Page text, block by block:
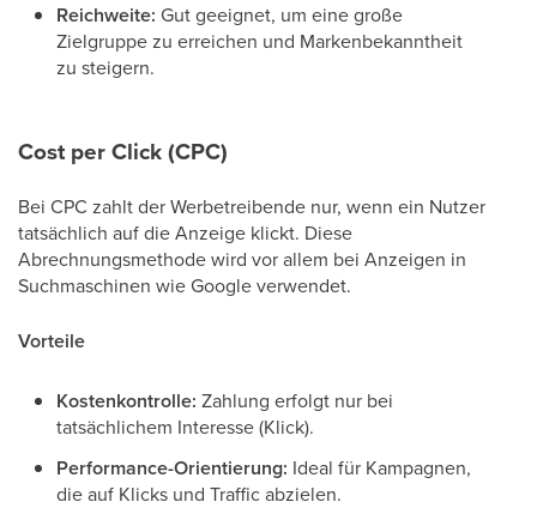
Reichweite: Gut geeignet, um eine große
Zielgruppe zu erreichen und Markenbekanntheit
zu steigern.
Cost per Click (CPC)
Bei CPC zahlt der Werbetreibende nur, wenn ein Nutzer
tatsächlich auf die Anzeige klickt. Diese
Abrechnungsmethode wird vor allem bei Anzeigen in
Suchmaschinen wie Google verwendet.
Vorteile
Kostenkontrolle: Zahlung erfolgt nur bei
tatsächlichem Interesse (Klick).
Performance-Orientierung: Ideal für Kampagnen,
die auf Klicks und Traffic abzielen.